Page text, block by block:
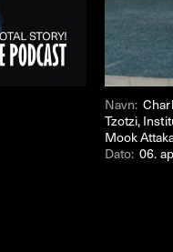
Navn:
Tzotzi,
Mook
Dato:06.